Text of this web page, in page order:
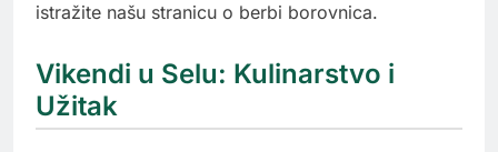
istražite našu stranicu o berbi borovnica.
Vikendi u Selu: Kulinarstvo i
Užitak